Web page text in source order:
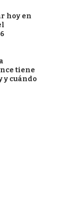
hoy en
tiene
y cuándo